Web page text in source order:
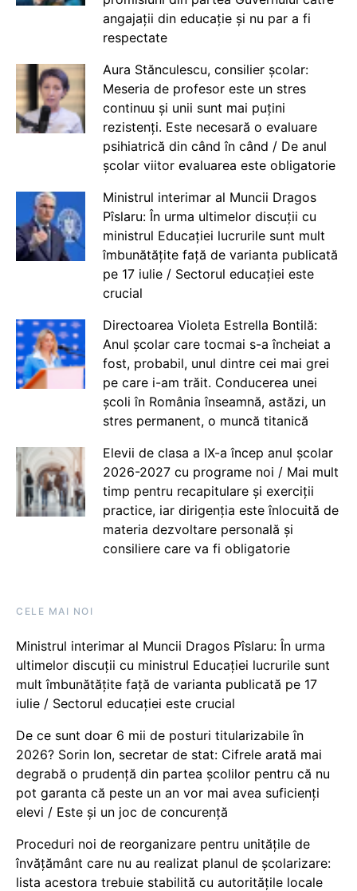
angajații din educație și nu par a fi
respectate
Aura Stănculescu, consilier școlar:
Meseria de profesor este un stres
continuu și unii sunt mai puțini
rezistenți. Este necesară o evaluare
psihiatrică din când în când / De anul
școlar viitor evaluarea este obligatorie
Ministrul interimar al Muncii Dragos
Pîslaru: În urma ultimelor discuții cu
ministrul Educației lucrurile sunt mult
îmbunătățite față de varianta publicată
pe 17 iulie / Sectorul educației este
crucial
Directoarea Violeta Estrella Bontilă:
Anul școlar care tocmai s-a încheiat a
fost, probabil, unul dintre cei mai grei
pe care i-am trăit. Conducerea unei
școli în România înseamnă, astăzi, un
stres permanent, o muncă titanică
Elevii de clasa a IX-a încep anul școlar
2026-2027 cu programe noi / Mai mult
timp pentru recapitulare și exerciții
practice, iar dirigenția este înlocuită de
materia dezvoltare personală și
consiliere care va fi obligatorie
CELE MAI NOI
Ministrul interimar al Muncii Dragos Pîslaru: În urma
ultimelor discuții cu ministrul Educației lucrurile sunt
mult îmbunătățite față de varianta publicată pe 17
iulie / Sectorul educației este crucial
De ce sunt doar 6 mii de posturi titularizabile în
2026? Sorin Ion, secretar de stat: Cifrele arată mai
degrabă o prudență din partea școlilor pentru că nu
pot garanta că peste un an vor mai avea suficienți
elevi / Este și un joc de concurență
Proceduri noi de reorganizare pentru unitățile de
învățământ care nu au realizat planul de școlarizare:
lista acestora trebuie stabilită cu autoritățile locale